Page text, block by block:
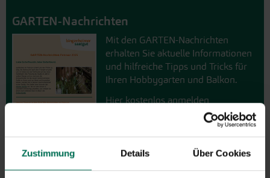
Zustimmung Details Über Cookies
GARTEN-Nachrichten
Mit den GARTEN-Nachrichten
erhalten Sie aktuelle Informationen
und hilfreiche Tipps und Tricks für
Ihren Hobbygarten und Balkon.
Hier kostenlos anmelden